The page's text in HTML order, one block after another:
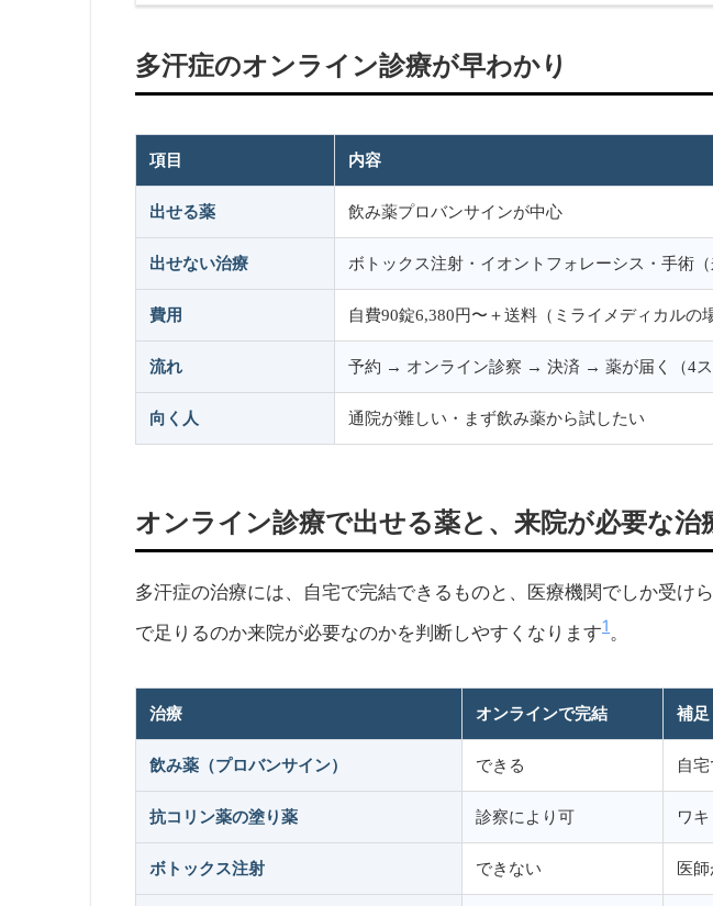
多汗症のオンライン診療が早わかり
項目 内容
出せる薬 飲み薬プロバンサインが中心
出せない治療 ボトックス注射・イオントフォレーシス・手術（
費用 自費90錠6,380円〜＋送料（ミライメディカルの
流れ 予約 → オンライン診察 → 決済 → 薬が届く（4ス
向く人 通院が難しい・まず飲み薬から試したい
オンライン診療で出せる薬と、来院が必要な治
多汗症の治療には、自宅で完結できるものと、医療機関でしか受け
で足りるのか来院が必要なのかを判断しやすくなります1。
治療 オンラインで完結 補足
飲み薬（プロバンサイン） できる 自
抗コリン薬の塗り薬 診察により可 ワ
ボトックス注射 できない 医